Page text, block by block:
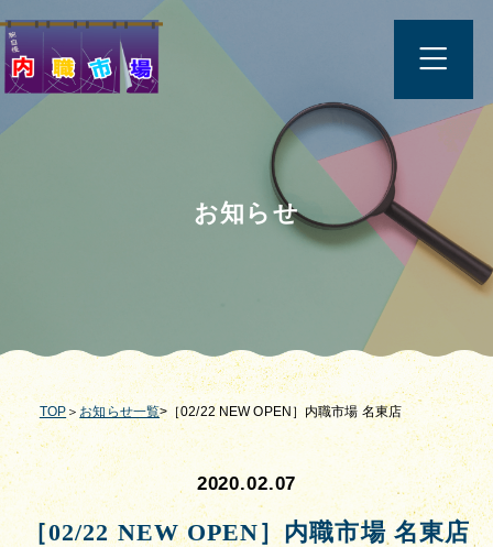
お知らせ
TOP ＞ お知らせ一覧>［02/22 NEW OPEN］内職市場 名東店
2020.02.07
［02/22 NEW OPEN］内職市場 名東店